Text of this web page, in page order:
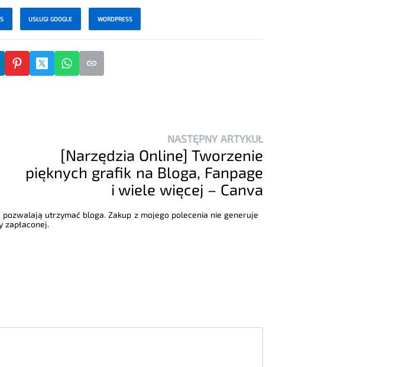
USŁUGI GOOGLE WORDPRESS
NASTĘPNY ARTYKUŁ
[Narzędzia Online] Tworzenie
pięknych grafik na Bloga, Fanpage
i wiele więcej – Canva
utrzymać bloga. Zakup z mojego polecenia nie generuje
zapłaconej.